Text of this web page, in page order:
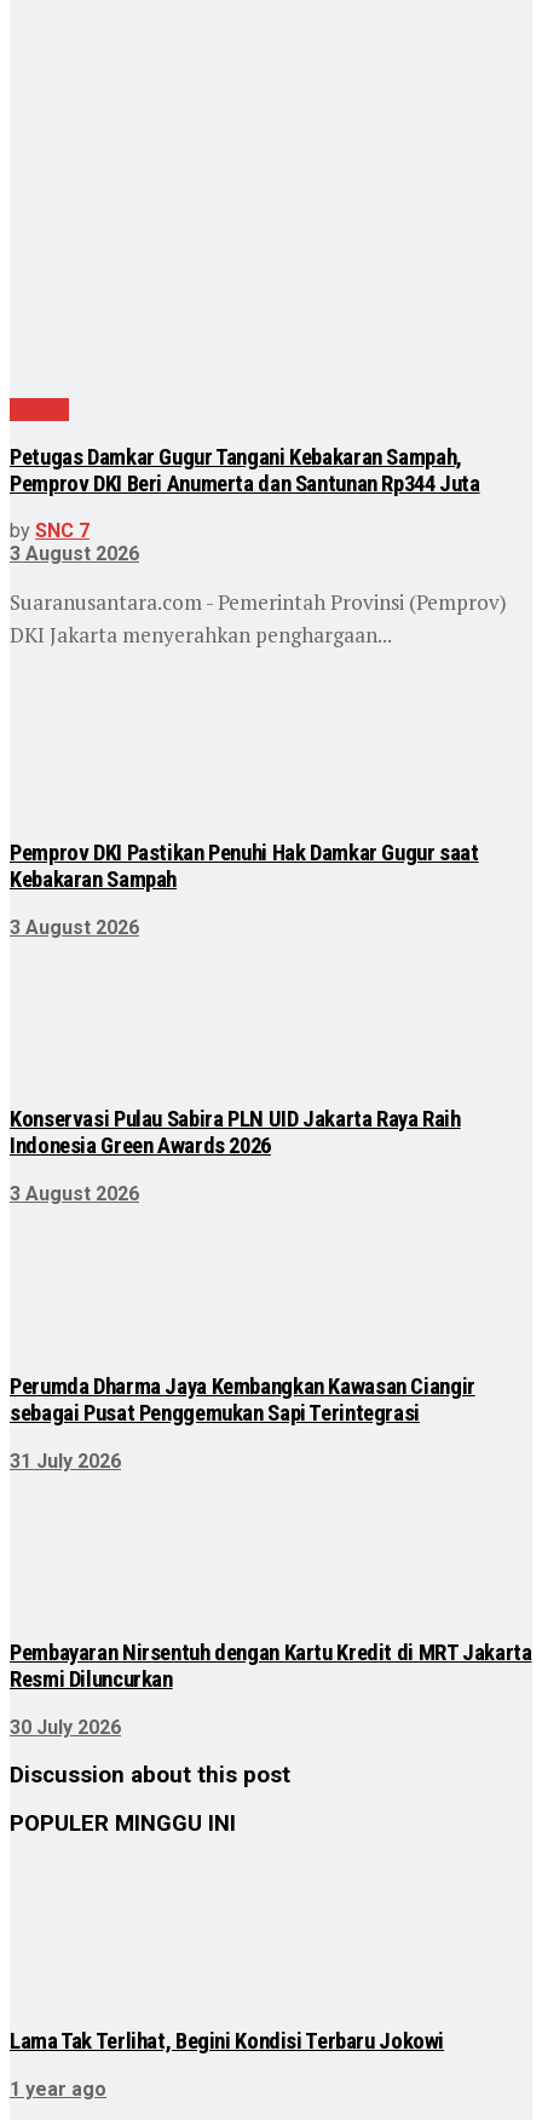
Petugas Damkar Gugur Tangani Kebakaran Sampah,
Pemprov DKI Beri Anumerta dan Santunan Rp344 Juta
by SNC 7
3 August 2026
Suaranusantara.com - Pemerintah Provinsi (Pemprov)
DKI Jakarta menyerahkan penghargaan...
Pemprov DKI Pastikan Penuhi Hak Damkar Gugur saat
Kebakaran Sampah
3 August 2026
Konservasi Pulau Sabira PLN UID Jakarta Raya Raih
Indonesia Green Awards 2026
3 August 2026
Perumda Dharma Jaya Kembangkan Kawasan Ciangir
sebagai Pusat Penggemukan Sapi Terintegrasi
31 July 2026
Pembayaran Nirsentuh dengan Kartu Kredit di MRT Jakarta
Resmi Diluncurkan
30 July 2026
Discussion about this post
POPULER MINGGU INI
Lama Tak Terlihat, Begini Kondisi Terbaru Jokowi
1 year ago